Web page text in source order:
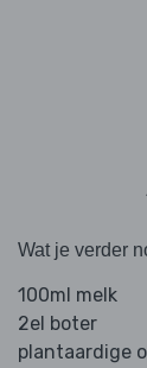
Wat je verder
100ml melk
2el boter
plantaardige